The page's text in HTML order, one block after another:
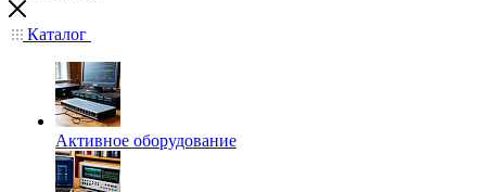
Каталог
Активное оборудование